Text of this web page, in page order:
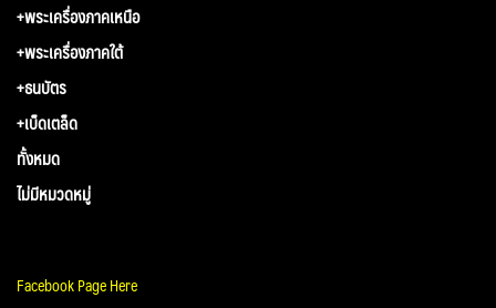
+พระเครื่องภาคเหนือ
+พระเครื่องภาคใต้
+ธนบัตร
+เบ็ดเตล็ด
ทั้งหมด
ไม่มีหมวดหมู่
Facebook Page Here